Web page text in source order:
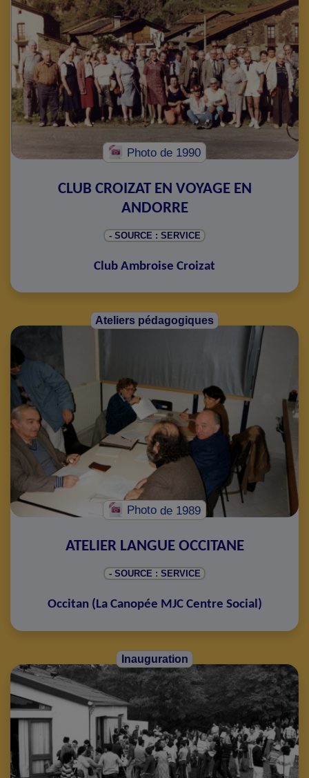
Photo de 1990
CLUB CROIZAT EN VOYAGE EN
ANDORRE
- SOURCE : SERVICE
Club Ambroise Croizat
Ateliers pédagogiques
Photo de 1989
ATELIER LANGUE OCCITANE
- SOURCE : SERVICE
Occitan(La Canopée MJC Centre Social)
Inauguration